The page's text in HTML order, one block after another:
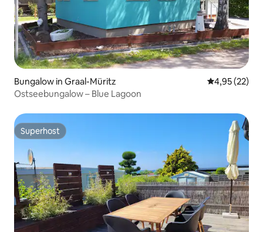
Bungalow in Graal-Müritz
4,95 (22)
Ostseebungalow – Blue Lagoon
Superhost
Superhost